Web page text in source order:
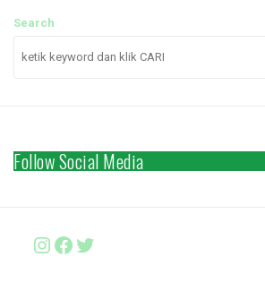
Search
Follow Social Media
Instagram
Facebook
http://